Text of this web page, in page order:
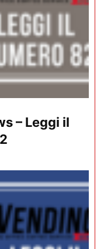
– Leggi il